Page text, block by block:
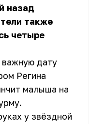
назад
также
четыре
дату
Регина
малыша на
у звёздной